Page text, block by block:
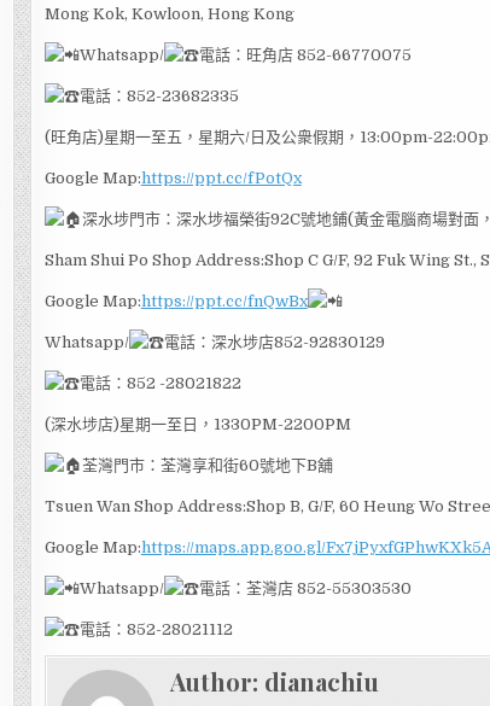
Mong Kok, Kowloon, Hong Kong
Whatsapp/ 電話：旺角店 852-66770075
電話：852-23682335
(旺角店)星期一至五，星期六/日及公衆假期，13:00pm-
Google Map:https://ppt.cc/fPotQx
深水埗門市：深水埗福榮街92C號地鋪(黃金電腦商場對面
Sham Shui Po Shop Address:Shop C G/F, 92 Fuk Wing St.,
Google Map:https://ppt.cc/fnQwBx
Whatsapp/ 電話：深水埗店852-92830129
電話：852 -28021822
(深水埗店)星期一至日，1330PM-2200PM
荃灣門市：荃灣享和街60號地下B舖
Tsuen Wan Shop Address:Shop B, G/F, 60 Heung Wo
Google Map:https://maps.app.goo.gl/
Whatsapp/ 電話：荃灣店 852-55303530
電話：852-28021112
Author: dianachiu